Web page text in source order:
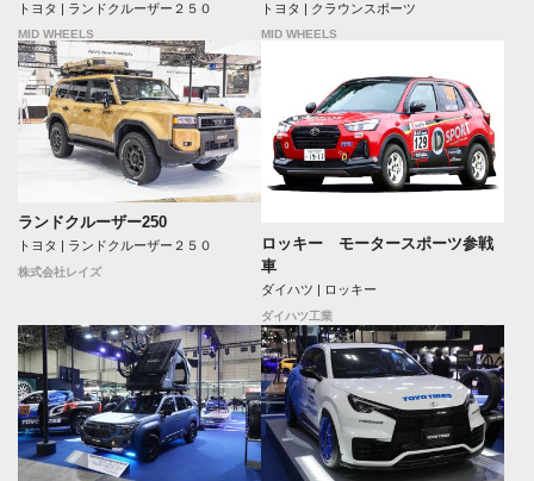
トヨタ | ランドクルーザー２５０
MID WHEELS
トヨタ | クラウンスポーツ
MID WHEELS
ランドクルーザー250
トヨタ | ランドクルーザー２５０
株式会社レイズ
ロッキー モータースポーツ参戦
車
ダイハツ | ロッキー
ダイハツ工業